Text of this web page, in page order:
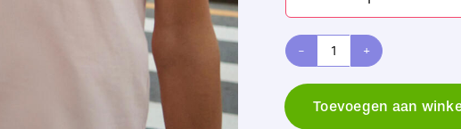
B&C
Toevoegen aan